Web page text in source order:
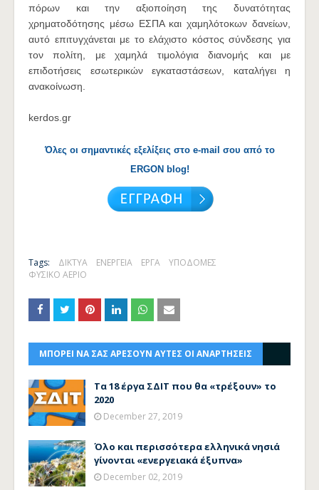
πόρων και την αξιοποίηση της δυνατότητας
χρηματοδότησης μέσω ΕΣΠΑ και χαμηλότοκων δανείων,
αυτό επιτυγχάνεται με το ελάχιστο κόστος σύνδεσης για
τον πολίτη, με χαμηλά τιμολόγια διανομής και με
επιδοτήσεις εσωτερικών εγκαταστάσεων, καταλήγει η
ανακοίνωση.
kerdos.gr
Όλες οι σημαντικές εξελίξεις στο e-mail σου από το
ERGON blog!
Tags: ΔΙΚΤΥΑ ΕΝΕΡΓΕΙΑ ΕΡΓΑ
ΥΠΟΔΟΜΕΣ
ΦΥΣΙΚΟ ΑΕΡΙΟ
ΜΠΟΡΕΙ ΝΑ ΣΑΣ ΑΡΕΣΟΥΝ ΑΥΤΕΣ ΟΙ ΑΝΑΡΤΗΣΕΙΣ
Τα 18 έργα ΣΔΙΤ που θα «τρέξουν» το
2020
December 27, 2019
Όλο και περισσότερα ελληνικά νησιά
γίνονται «ενεργειακά έξυπνα»
December 02, 2019